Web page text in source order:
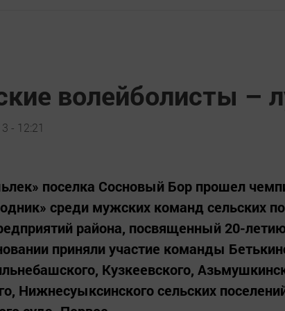
волейболисты –
- 12:21
поселка Сосновый Бор прошел
среди мужских команд сельских
района, посвященный 20-
приняли участие команды
Кузкеевского,
Нижнесуыксинского сельских